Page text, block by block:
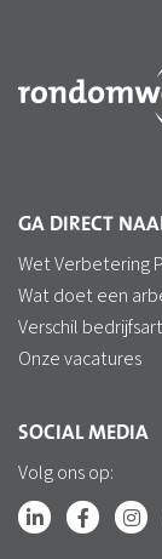
GA DIRECT
Wet Verbetering
Wat doet een
Verschil
Onze vacatures
SOCIAL MEDIA
Volg ons op: